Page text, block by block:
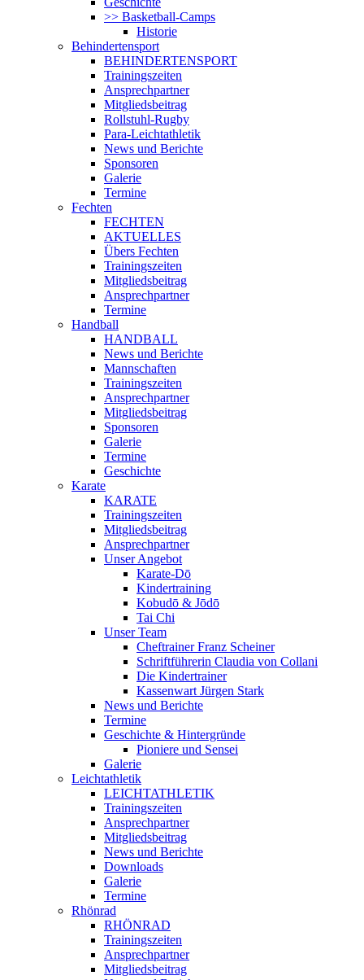
>> Basketball-Camps
Historie
Behindertensport
BEHINDERTENSPORT
Trainingszeiten
Ansprechpartner
Mitgliedsbeitrag
Rollstuhl-Rugby
Para-Leichtathletik
News und Berichte
Sponsoren
Galerie
Termine
Fechten
FECHTEN
AKTUELLES
Übers Fechten
Trainingszeiten
Mitgliedsbeitrag
Ansprechpartner
Termine
Handball
HANDBALL
News und Berichte
Mannschaften
Trainingszeiten
Ansprechpartner
Mitgliedsbeitrag
Sponsoren
Galerie
Termine
Geschichte
Karate
KARATE
Trainingszeiten
Mitgliedsbeitrag
Ansprechpartner
Unser Angebot
Karate-Dō
Kindertraining
Kobudō & Jōdō
Tai Chi
Unser Team
Cheftrainer Franz Scheiner
Schriftführerin Claudia von Collani
Die Kindertrainer
Kassenwart Jürgen Stark
News und Berichte
Termine
Geschichte & Hintergründe
Pioniere und Sensei
Galerie
Leichtathletik
LEICHTATHLETIK
Trainingszeiten
Ansprechpartner
Mitgliedsbeitrag
News und Berichte
Downloads
Galerie
Termine
Rhönrad
RHÖNRAD
Trainingszeiten
Ansprechpartner
Mitgliedsbeitrag